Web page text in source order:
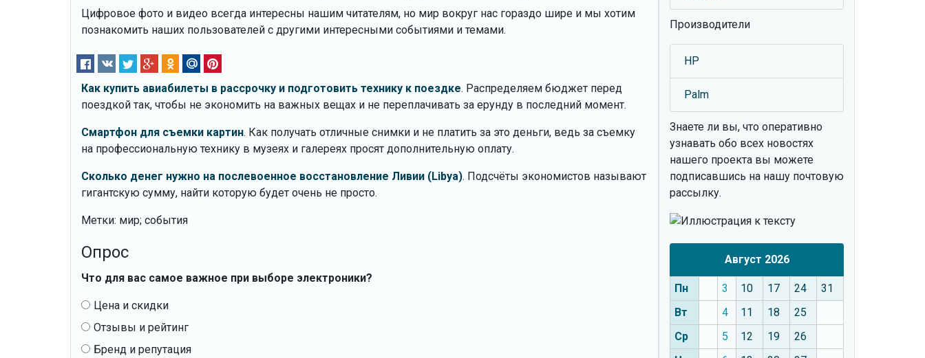
Цифровое фото и видео всегда интересны нашим читателям, но мир вокруг нас гораздо шире и мы хотим
познакомить наших пользователей с другими интересными событиями и темами.
Как купить авиабилеты в рассрочку и подготовить технику к поездке. Распределяем бюджет перед
поездкой так, чтобы не экономить на важных вещах и не переплачивать за ерунду в последний момент.
Смартфон для съемки картин. Как получать отличные снимки и не платить за это деньги, ведь за съемку
на профессиональную технику в музеях и галереях просят дополнительную оплату.
Сколько денег нужно на послевоенное восстановление Ливии (Libya). Подсчёты экономистов называют
гигантскую сумму, найти которую будет очень не просто.
Метки: мир; события
Опрос
Что для вас самое важное при выборе электроники?
Цена и скидки
Отзывы и рейтинг
Бренд и репутация
Производители
HP
Palm
Знаете ли вы, что оперативно
узнавать обо всех новостях
нашего проекта вы можете
подписавшись на нашу почтовую
рассылку.
Август 2026
Пн 3 10 17 24
31
Вт
4 11 18
25
Ср
5 12 19
26